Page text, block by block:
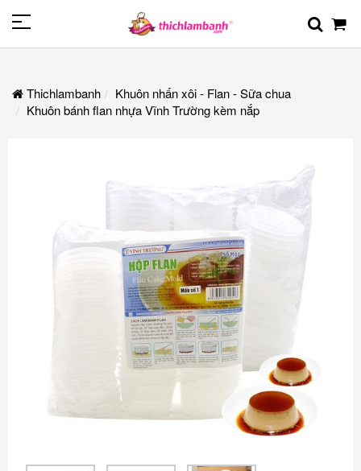
Thichlambanh
Khuôn nhấn xôi - Flan - Sữa chua
Khuôn bánh flan nhựa Vĩnh Trường kèm nắp